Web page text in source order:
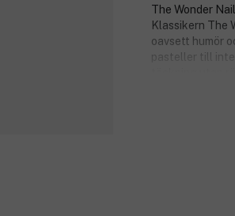
The Wonder
Klassikern The
oavsett humör
pasteller till